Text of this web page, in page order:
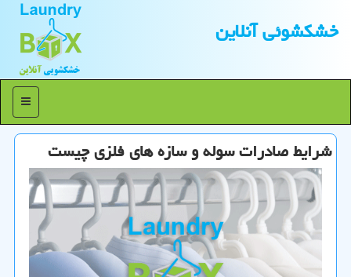
خشكشوئی آنلاین
منو
شرایط صادرات سوله و سازه های فلزی چیست